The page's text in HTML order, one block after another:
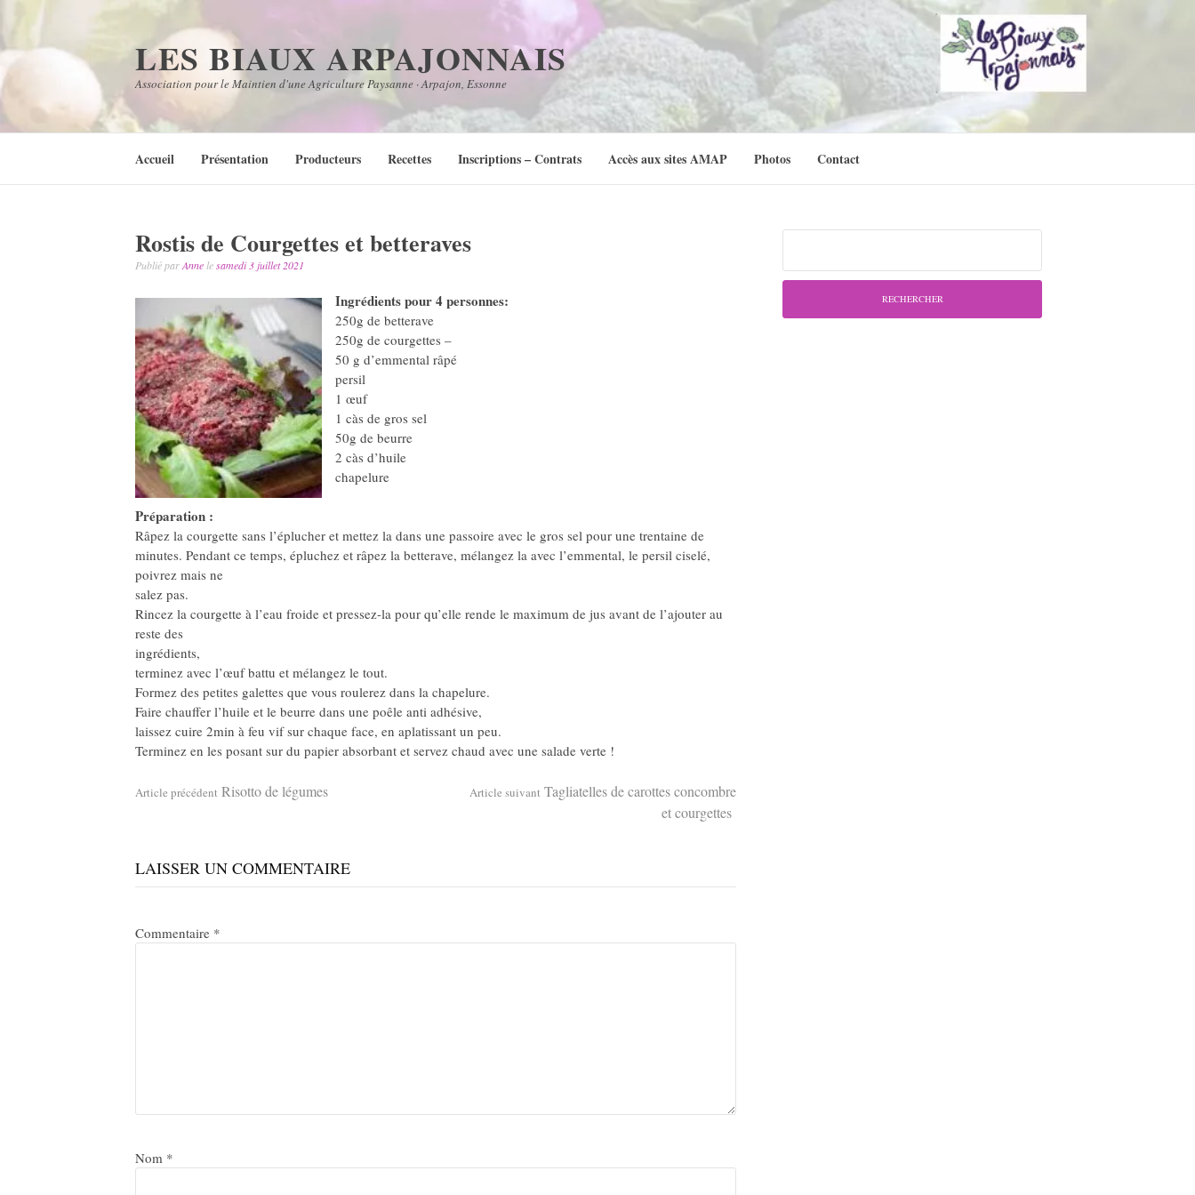
contenu
LES BIAUX ARPAJONNAIS
Association pour le Maintien d'une Agriculture Paysanne · Arpajon, Essonne
Accueil Présentation Producteurs Recettes Inscriptions – Contrats Accès aux sites AMAP Photos Contact
Rostis de Courgettes et betteraves
Publié parAnnelesamedi 3 juillet 2021
Ingrédients pour 4 personnes:
250g de betterave
250g de courgettes –
50 g d’emmental râpé
persil
1 œuf
1 càs de gros sel
50g de beurre
2 càs d’huile
chapelure
Préparation :
Râpez la courgette sans l’éplucher et mettez la dans une passoire avec le gros sel pour une trentaine de
minutes. Pendant ce temps, épluchez et râpez la betterave, mélangez la avec l’emmental, le persil ciselé,
poivrez mais ne
salez pas.
Rincez la courgette à l’eau froide et pressez-la pour qu’elle rende le maximum de jus avant de l’ajouter au
reste des
ingrédients,
terminez avec l’œuf battu et mélangez le tout.
Formez des petites galettes que vous roulerez dans la chapelure.
Faire chauffer l’huile et le beurre dans une poêle anti adhésive,
laissez cuire 2min à feu vif sur chaque face, en aplatissant un peu.
Terminez en les posant sur du papier absorbant et servez chaud avec une salade verte !
Lire
la
suite
Article précédent Risotto de légumes Article suivant Tagliatelles de carottes concombre
et courgettes
LAISSER UN COMMENTAIRE
Commentaire *
Nom *